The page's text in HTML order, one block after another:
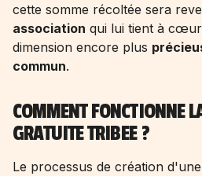
cette somme récoltée sera
association qui lui tient à
dimension encore plus
commun.
COMMENT FONCTIONNE
GRATUITE TRIBEE ?
Le processus de création